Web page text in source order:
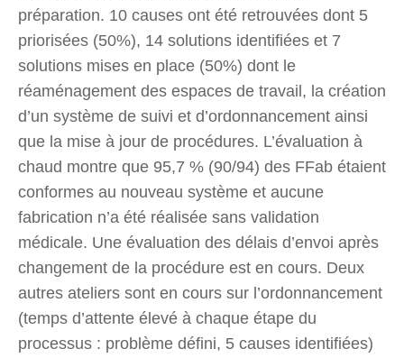
préparation. 10 causes ont été retrouvées dont 5
priorisées (50%), 14 solutions identifiées et 7
solutions mises en place (50%) dont le
réaménagement des espaces de travail, la création
d’un système de suivi et d’ordonnancement ainsi
que la mise à jour de procédures. L’évaluation à
chaud montre que 95,7 % (90/94) des FFab étaient
conformes au nouveau système et aucune
fabrication n’a été réalisée sans validation
médicale. Une évaluation des délais d’envoi après
changement de la procédure est en cours. Deux
autres ateliers sont en cours sur l’ordonnancement
(temps d’attente élevé à chaque étape du
processus : problème défini, 5 causes identifiées)